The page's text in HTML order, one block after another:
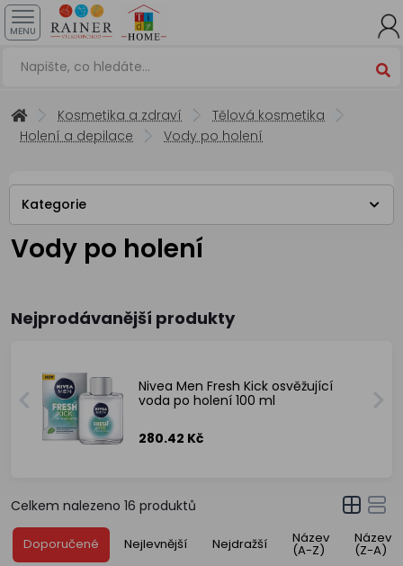
MENU
Kosmetika a zdraví
Tělová kosmetika
Holení a depilace
Vody po holení
Kategorie
Vody po holení
Nejprodávanější produkty
Nivea Men Fresh Kick osvěžující
voda po holení 100 ml
280.42 Kč
Celkem nalezeno 16 produktů
Doporučené Nejlevnější Nejdražší Název
(A-Z)
Název
(Z-A)